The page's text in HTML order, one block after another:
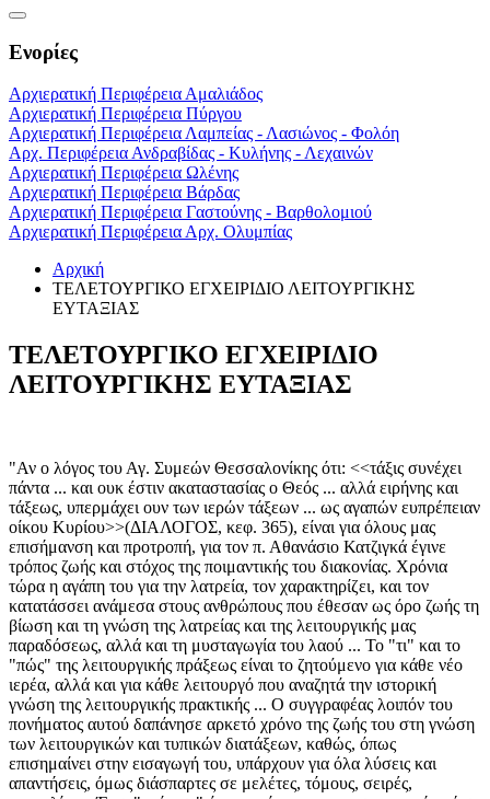
Ενορίες
Αρχιερατική Περιφέρεια Αμαλιάδος
Αρχιερατική Περιφέρεια Πύργου
Αρχιερατική Περιφέρεια Λαμπείας - Λασιώνος - Φολόη
Αρχ. Περιφέρεια Ανδραβίδας - Κυλήνης - Λεχαινών
Αρχιερατική Περιφέρεια Ωλένης
Αρχιερατική Περιφέρεια Βάρδας
Αρχιερατική Περιφέρεια Γαστούνης - Βαρθολομιού
Αρχιερατική Περιφέρεια Αρχ. Ολυμπίας
Αρχική
ΤΕΛΕΤΟΥΡΓΙΚΟ ΕΓΧΕΙΡΙΔΙΟ ΛΕΙΤΟΥΡΓΙΚΗΣ
ΕΥΤΑΞΙΑΣ
ΤΕΛΕΤΟΥΡΓΙΚΟ ΕΓΧΕΙΡΙΔΙΟ
ΛΕΙΤΟΥΡΓΙΚΗΣ ΕΥΤΑΞΙΑΣ
"Αν ο λόγος του Αγ. Συμεών Θεσσαλονίκης ότι: <<τάξις συνέχει
πάντα ... και ουκ έστιν ακαταστασίας ο Θεός ... αλλά ειρήνης και
τάξεως, υπερμάχει ουν των ιερών τάξεων ... ως αγαπών ευπρέπειαν
οίκου Κυρίου>>(ΔΙΑΛΟΓΟΣ, κεφ. 365), είναι για όλους μας
επισήμανση και προτροπή, για τον π. Αθανάσιο Κατζιγκά έγινε
τρόπος ζωής και στόχος της ποιμαντικής του διακονίας. Χρόνια
τώρα η αγάπη του για την λατρεία, τον χαρακτηρίζει, και τον
κατατάσσει ανάμεσα στους ανθρώπους που έθεσαν ως όρο ζωής τη
βίωση και τη γνώση της λατρείας και της λειτουργικής μας
παραδόσεως, αλλά και τη μυσταγωγία του λαού ... Το "τι" και το
"πώς" της λειτουργικής πράξεως είναι το ζητούμενο για κάθε νέο
ιερέα, αλλά και για κάθε λειτουργό που αναζητά την ιστορική
γνώση της λειτουργικής πρακτικής ... Ο συγγραφέας λοιπόν του
πονήματος αυτού δαπάνησε αρκετό χρόνο της ζωής του στη γνώση
των λειτουργικών και τυπικών διατάξεων, καθώς, όπως
επισημαίνει στην εισαγωγή του, υπάρχουν για όλα λύσεις και
απαντήσεις, όμως διάσπαρτες σε μελέτες, τόμους, σειρές,